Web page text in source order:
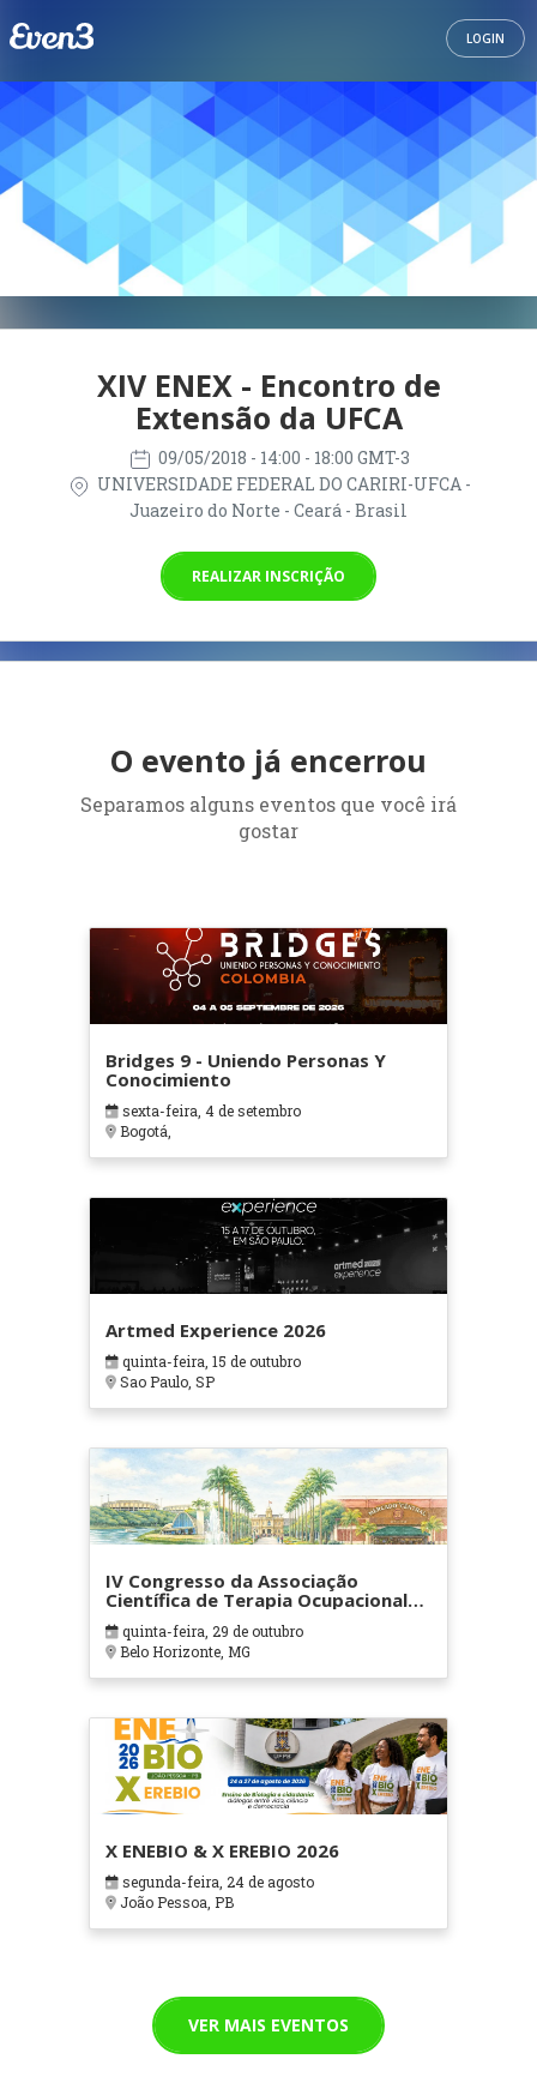
LOGIN
XIV ENEX - Encontro de
Extensão da UFCA
09/05/2018 - 14:00 - 18:00 GMT-3
UNIVERSIDADE FEDERAL DO CARIRI-UFCA -
Juazeiro do Norte - Ceará - Brasil
REALIZAR INSCRIÇÃO
O evento já encerrou
Separamos alguns eventos que você irá
gostar
Bridges 9 - Uniendo Personas Y
Conocimiento
sexta-feira, 4 de setembro
Bogotá,
Artmed Experience 2026
quinta-feira, 15 de outubro
Sao Paulo, SP
IV Congresso da Associação
Científica de Terapia Ocupacional
em Contextos Hospitalares e
Cuidados Paliativos - ATOHOSP
quinta-feira, 29 de outubro
Belo Horizonte, MG
X ENEBIO & X EREBIO 2026
segunda-feira, 24 de agosto
João Pessoa, PB
VER MAIS EVENTOS